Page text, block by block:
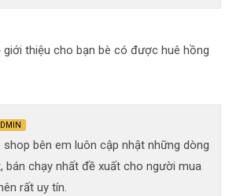
thiệu cho bạn bè có được huê hồng
shop bên em luôn cập nhật những dòng
bán chạy nhất đề xuất cho người mua
rất uy tín.